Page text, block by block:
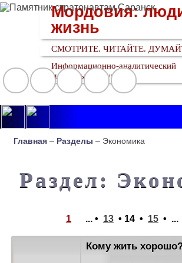
Мордовия:
жизнь
СМОТРИТЕ. ЧИТАЙТЕ.
Информационно-аналитический
медийный ресурс
Главная – Разделы – Экономика
Раздел:
1 ... • 13 • 14 • 15 • ...
Кому жить